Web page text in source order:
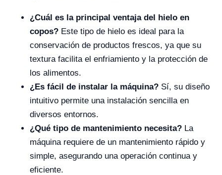
¿Cuál es la principal ventaja del hielo en
copos? Este tipo de hielo es ideal para la
conservación de productos frescos, ya que su
textura facilita el enfriamiento y la protección de
los alimentos.
¿Es fácil de instalar la máquina? Sí, su diseño
intuitivo permite una instalación sencilla en
diversos entornos.
¿Qué tipo de mantenimiento necesita? La
máquina requiere de un mantenimiento rápido y
simple, asegurando una operación continua y
eficiente.